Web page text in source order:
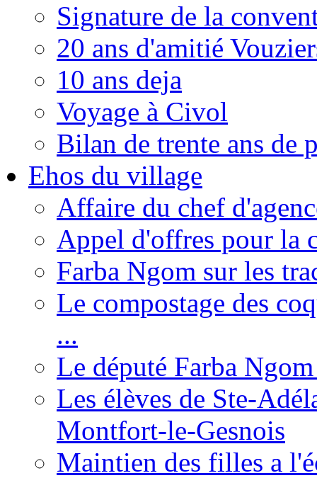
Signature de la
20 ans d'amitié
10 ans deja
Voyage à Civol
Bilan de trente ans de
Ehos du village
Affaire du chef
Appel d'offres pour la
Farba Ngom sur les
Le compostage des
...
Le député Farba
Les élèves de Ste-
Montfort-le-Gesnois
Maintien des filles a